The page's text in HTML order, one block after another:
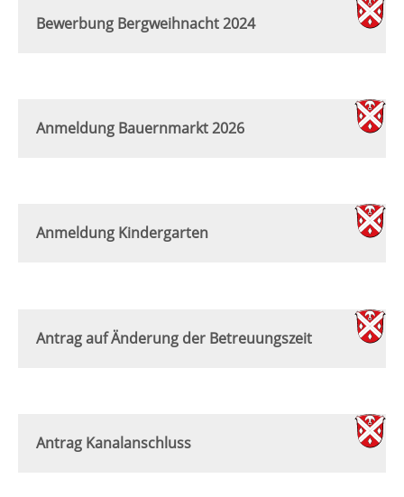
Bewerbung Bergweihnacht 2024
Anmeldung Bauernmarkt 2026
Anmeldung Kindergarten
Antrag auf Änderung der Betreuungszeit
Antrag Kanalanschluss